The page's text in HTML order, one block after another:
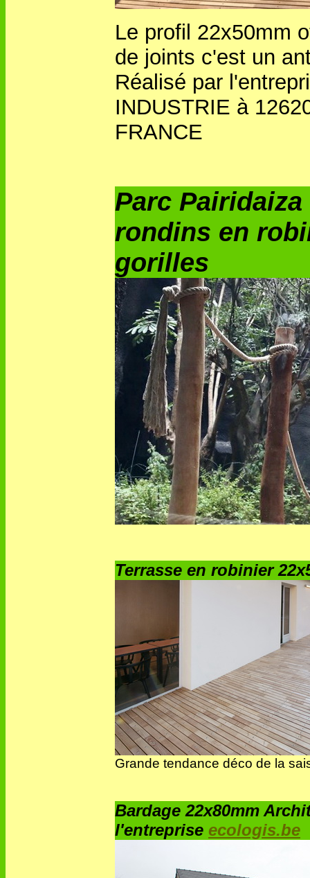
Le profil 22x50mm
de joints c'est un
Réalisé par
INDUSTRIE à
FRANCE
Parc
rondins en
gorilles
Terrasse en robinier
Grande tendance déco de la
Bardage 22x80mm
l'entreprise ecologis.be